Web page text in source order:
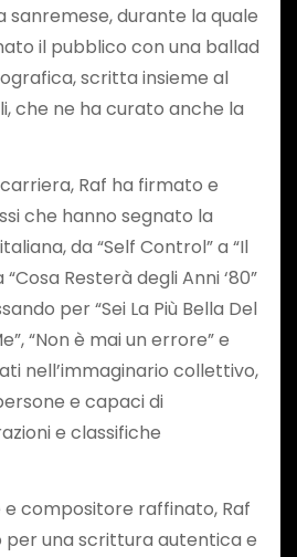
sanremese, durante la quale
il pubblico con una ballad
scritta insieme al
che ne ha curato anche la
Raf ha firmato e
che hanno segnato la
da “Self Control” a “Il
Resterà degli Anni ‘80”
per “Sei La Più Bella Del
“Non è mai un errore” e
nell’immaginario collettivo,
e capaci di
e classifiche
compositore raffinato, Raf
per una scrittura autentica e